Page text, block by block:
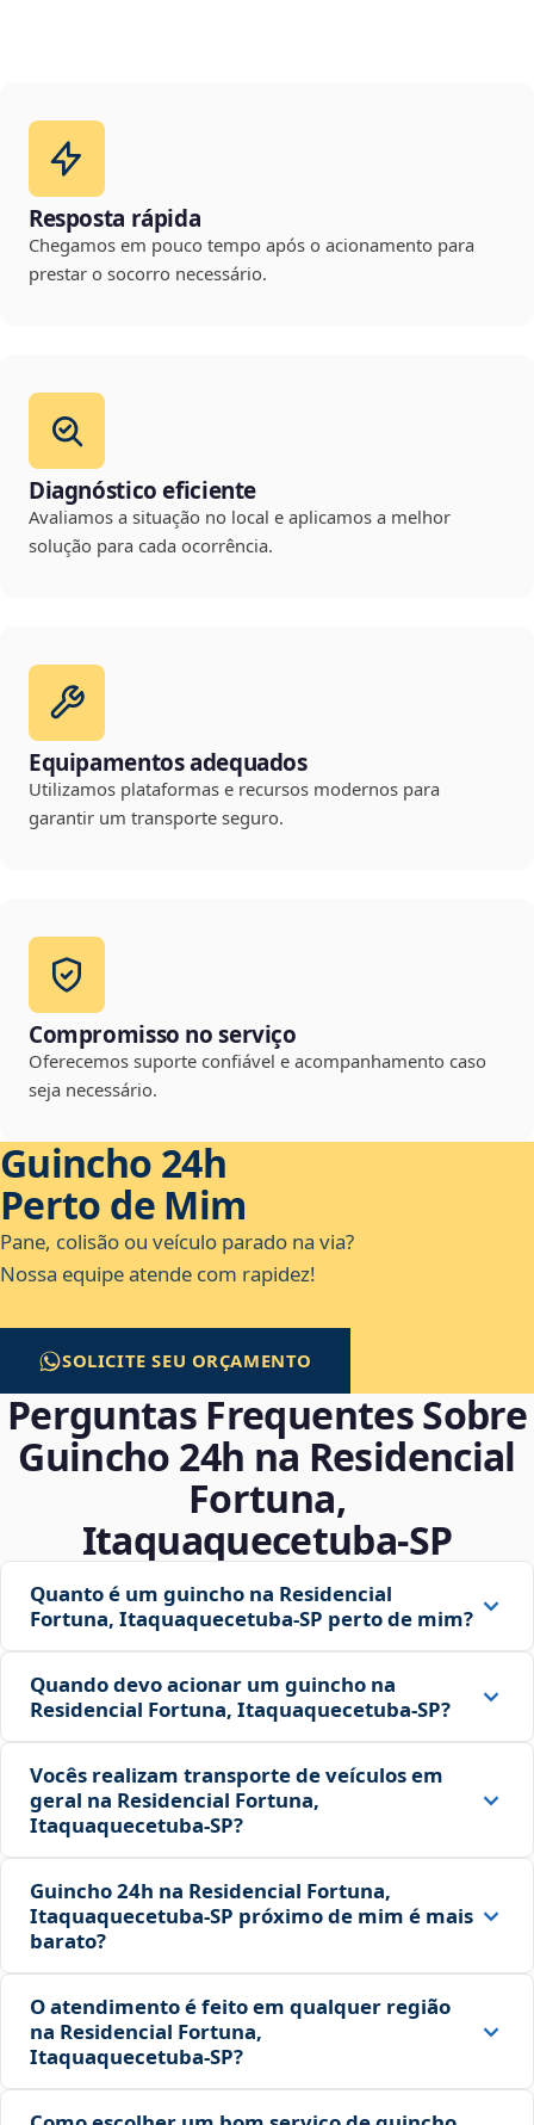
Resposta rápida
Chegamos em pouco tempo após o acionamento para
prestar o socorro necessário.
Diagnóstico eficiente
Avaliamos a situação no local e aplicamos a melhor
solução para cada ocorrência.
Equipamentos adequados
Utilizamos plataformas e recursos modernos para
garantir um transporte seguro.
Compromisso no serviço
Oferecemos suporte confiável e acompanhamento caso
seja necessário.
Guincho 24h
Perto de Mim
Pane, colisão ou veículo parado na via?
Nossa equipe atende com rapidez!
SOLICITE SEU ORÇAMENTO
Perguntas Frequentes Sobre
Guincho 24h na Residencial
Fortuna,
Itaquaquecetuba‑SP
Quanto é um guincho na Residencial
Fortuna, Itaquaquecetuba‑SP perto de mim?
Quando devo acionar um guincho na
Residencial Fortuna, Itaquaquecetuba‑SP?
Vocês realizam transporte de veículos em
geral na Residencial Fortuna,
Itaquaquecetuba‑SP?
Guincho 24h na Residencial Fortuna,
Itaquaquecetuba‑SP próximo de mim é mais
barato?
O atendimento é feito em qualquer região
na Residencial Fortuna,
Itaquaquecetuba‑SP?